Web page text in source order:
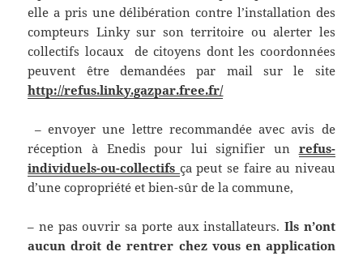
elle a pris une délibération contre l’installation des
compteurs Linky sur son territoire ou alerter les
collectifs locaux de citoyens dont les coordonnées
peuvent être demandées par mail sur le site
http://refus.linky.gazpar.free.fr/
– envoyer une lettre recommandée avec avis de
réception à Enedis pour lui signifier un refus-
individuels-ou-collectifs ça peut se faire au niveau
d’une copropriété et bien-sûr de la commune,
– ne pas ouvrir sa porte aux installateurs. Ils n’ont
aucun droit de rentrer chez vous en application